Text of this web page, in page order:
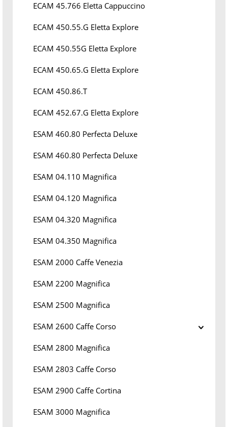
ECAM 45.766 Eletta Cappuccino
ECAM 450.55.G Eletta Explore
ECAM 450.55G Eletta Explore
ECAM 450.65.G Eletta Explore
ECAM 450.86.T
ECAM 452.67.G Eletta Explore
ESAM 460.80 Perfecta Deluxe
ESAM 460.80 Perfecta Deluxe
ESAM 04.110 Magnifica
ESAM 04.120 Magnifica
ESAM 04.320 Magnifica
ESAM 04.350 Magnifica
ESAM 2000 Caffe Venezia
ESAM 2200 Magnifica
ESAM 2500 Magnifica
ESAM 2600 Caffe Corso
ESAM 2800 Magnifica
ESAM 2803 Caffe Corso
ESAM 2900 Caffe Cortina
ESAM 3000 Magnifica